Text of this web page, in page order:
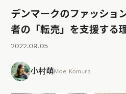
デンマークのファッショ
者の「転売」を支援する
2022.09.05
小村萌Moe Komura